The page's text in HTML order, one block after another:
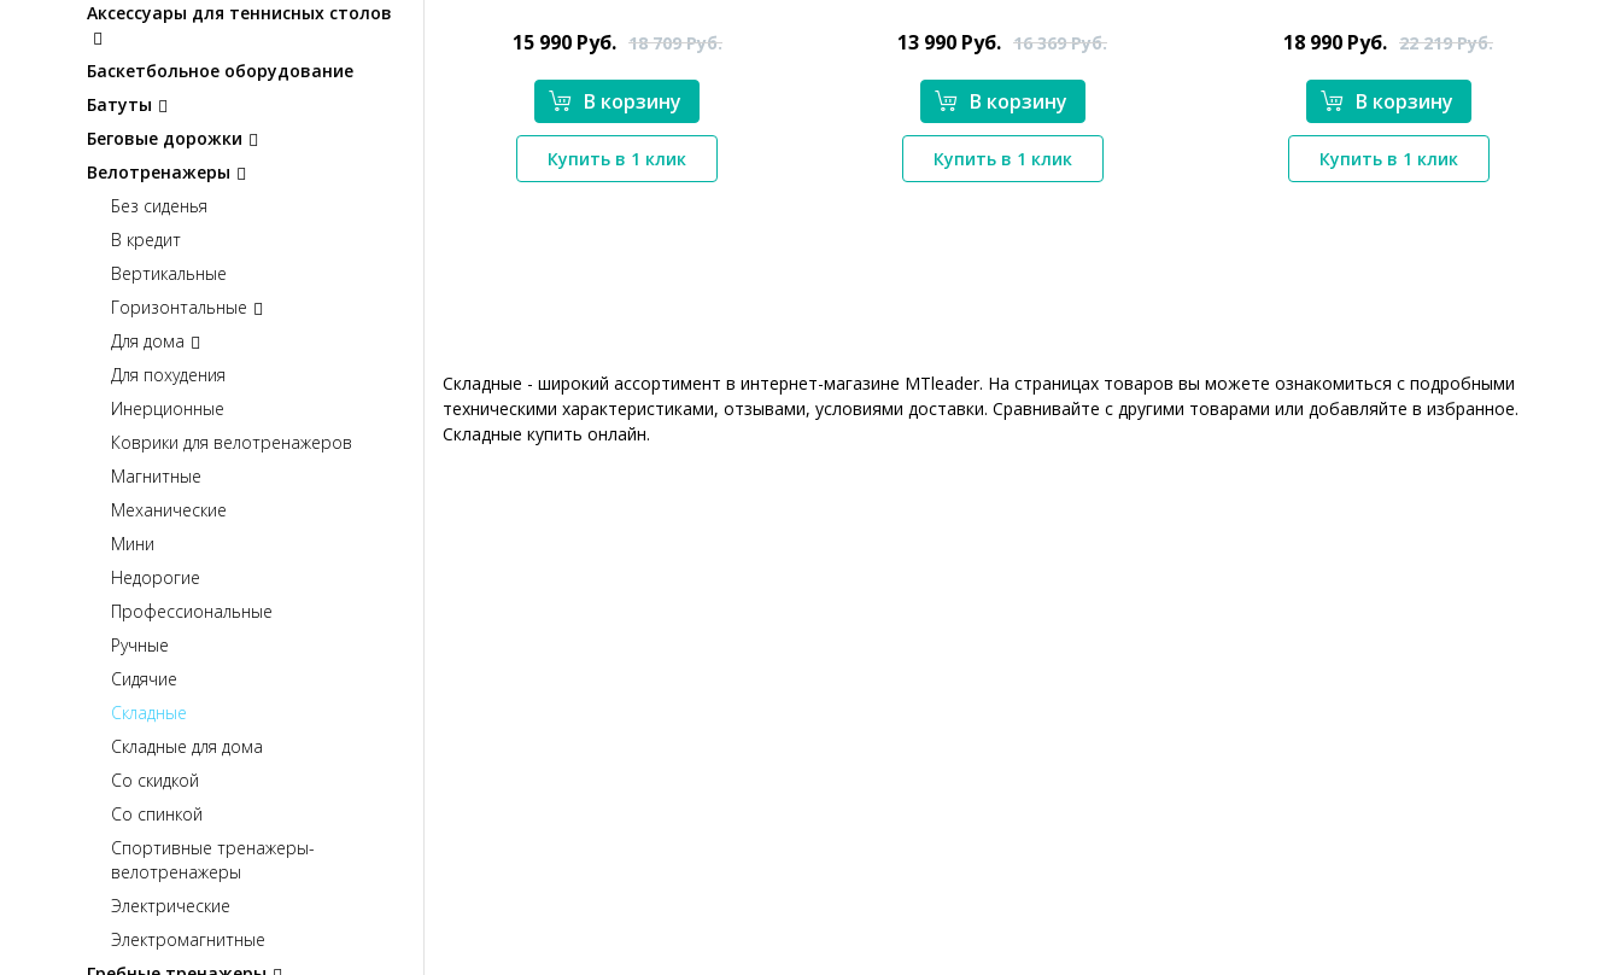
Аксессуары для теннисных столов
Баскетбольное оборудование
Батуты
Беговые дорожки
Велотренажеры
Без сиденья
В кредит
Вертикальные
Горизонтальные
Для дома
Для похудения
Инерционные
Коврики для велотренажеров
Магнитные
Механические
Мини
Недорогие
Профессиональные
Ручные
Сидячие
Складные
Складные для дома
Со скидкой
Со спинкой
Спортивные тренажеры-
велотренажеры
Электрические
Электромагнитные
*}
15 990 Руб. 18 709Руб.
В корзину
Купить в 1 клик
*}
13 990 Руб. 16 369Руб.
В корзину
Купить в 1 клик
*}
18 990 Руб. 22 219Руб.
В корзину
Купить в 1 клик
Складные - широкий ассортимент в интернет-магазине MTleader. На страницах товаров вы можете ознакомиться с подробными
техническими характеристиками, отзывами, условиями доставки. Сравнивайте с другими товарами или добавляйте в избранное.
Складные купить онлайн.